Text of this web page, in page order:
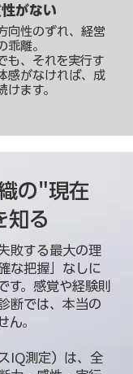
がない
向性のずれ、経営
乖離。
も、それを実行す
感がなければ、成
けます。
の"現在
知る
敗する最大の理
な把握」なしに
す。感覚や経験則
断では、本当の
ん。
IQ測定）は、全